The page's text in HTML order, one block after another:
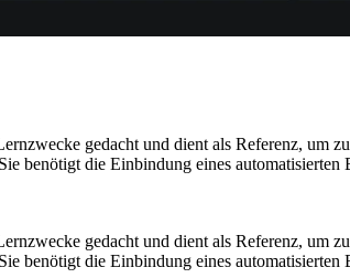
gedacht und dient als Referenz, um
benötigt die Einbindung eines
gedacht und dient als Referenz, um
benötigt die Einbindung eines